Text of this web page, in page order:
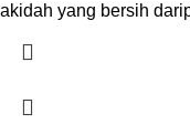
akidah yang bersih